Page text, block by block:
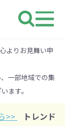
よりお見舞い申
一部地域での集
ます。
>>
トレンド